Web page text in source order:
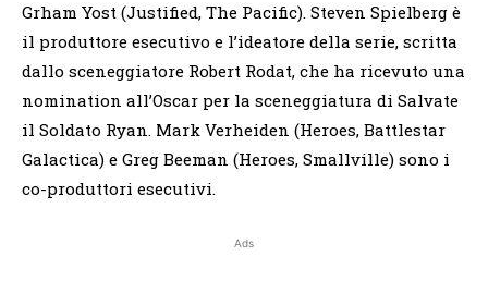
Grham Yost (Justified, The Pacific). Steven Spielberg è
il produttore esecutivo e l’ideatore della serie, scritta
dallo sceneggiatore Robert Rodat, che ha ricevuto una
nomination all’Oscar per la sceneggiatura di Salvate
il Soldato Ryan. Mark Verheiden (Heroes, Battlestar
Galactica) e Greg Beeman (Heroes, Smallville) sono i
co-produttori esecutivi.
Ads